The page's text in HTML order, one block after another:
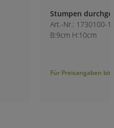
Stumpen
Art.-Nr.: 1730100-
B:9cm H:10cm
Für Preisangaben